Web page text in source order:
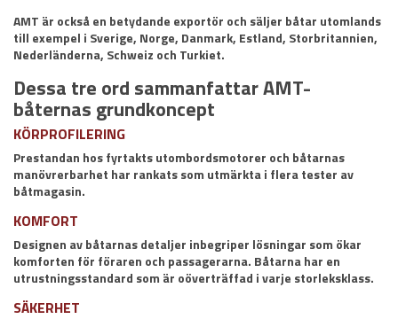
AMT är också en betydande exportör och säljer båtar utomlands
till exempel i Sverige, Norge, Danmark, Estland, Storbritannien,
Nederländerna, Schweiz och Turkiet.
Dessa tre ord sammanfattar AMT-
båternas grundkoncept
KÖRPROFILERING
Prestandan hos fyrtakts utombordsmotorer och båtarnas
manövrerbarhet har rankats som utmärkta i flera tester av
båtmagasin.
KOMFORT
Designen av båtarnas detaljer inbegriper lösningar som ökar
komforten för föraren och passagerarna. Båtarna har en
utrustningsstandard som är oöverträffad i varje storleksklass.
SÄKERHET